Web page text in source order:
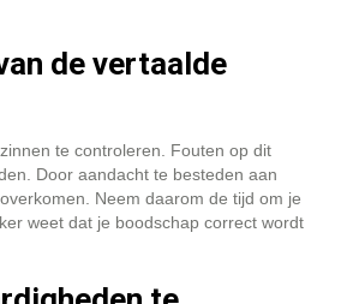
de vertaalde
te controleren. Fouten op dit
Door aandacht te besteden aan
Neem daarom de tijd om je
weet dat je boodschap correct wordt